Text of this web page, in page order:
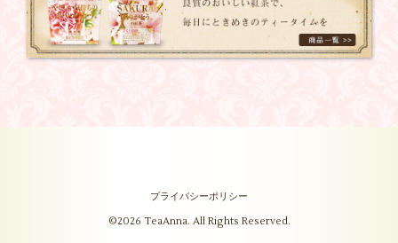
プライバシーポリシー
©2026 TeaAnna. All Rights Reserved.